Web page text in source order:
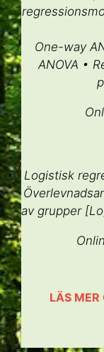
One-way
ANOVA •
Logistisk
av grupper
LÄS MER